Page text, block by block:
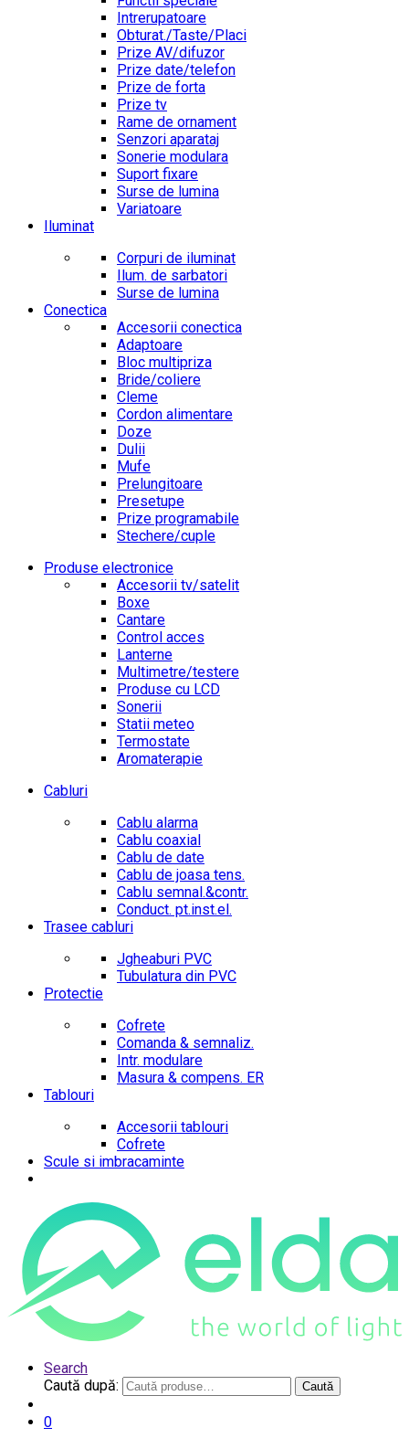
Intrerupatoare
Obturat./Taste/Placi
Prize AV/difuzor
Prize date/telefon
Prize de forta
Prize tv
Rame de ornament
Senzori aparataj
Sonerie modulara
Suport fixare
Surse de lumina
Variatoare
Iluminat
Corpuri de iluminat
Ilum. de sarbatori
Surse de lumina
Conectica
Accesorii conectica
Adaptoare
Bloc multipriza
Bride/coliere
Cleme
Cordon alimentare
Doze
Dulii
Mufe
Prelungitoare
Presetupe
Prize programabile
Stechere/cuple
Produse electronice
Accesorii tv/satelit
Boxe
Cantare
Control acces
Lanterne
Multimetre/testere
Produse cu LCD
Sonerii
Statii meteo
Termostate
Aromaterapie
Cabluri
Cablu alarma
Cablu coaxial
Cablu de date
Cablu de joasa tens.
Cablu semnal.&contr.
Conduct. pt.inst.el.
Trasee cabluri
Jgheaburi PVC
Tubulatura din PVC
Protectie
Cofrete
Comanda & semnaliz.
Intr. modulare
Masura & compens. ER
Tablouri
Accesorii tablouri
Cofrete
Scule si imbracaminte
Search
Caută după:
Caută
0